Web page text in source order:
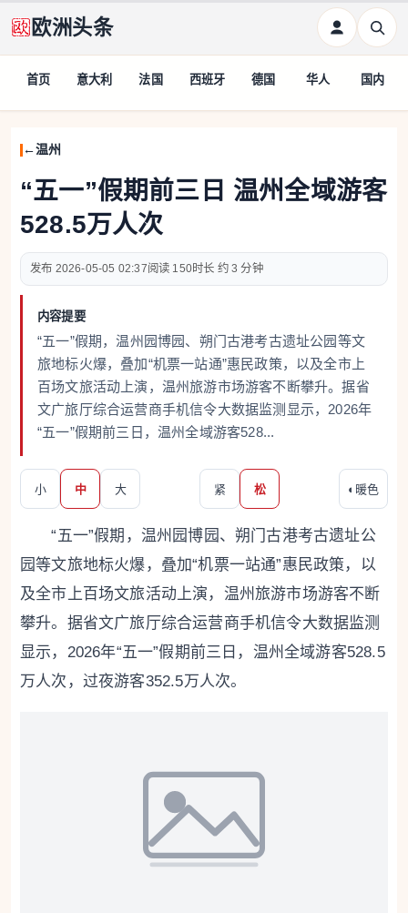
欧洲头条
首页 意大利 法国 西班牙 德国 华人 国内
温州
“五一”假期前三日 温州全域游客
528.5万人次
2026-05-05 02:37 150 约 3 分钟
内容提要
“五一”假期，温州园博园、朔门古港考古遗址公园等文
旅地标火爆，叠加“机票一站通”惠民政策，以及全市上
百场文旅活动上演，温州旅游市场游客不断攀升。据省
文广旅厅综合运营商手机信令大数据监测显示，2026年
“五一”假期前三日，温州全域游客528...
小 中 大 紧 松 ◐ 暖色
“五一”假期，温州园博园、朔门古港考古遗址公
园等文旅地标火爆，叠加“机票一站通”惠民政策，以
及全市上百场文旅活动上演，温州旅游市场游客不断
攀升。据省文广旅厅综合运营商手机信令大数据监测
显示，2026年“五一”假期前三日，温州全域游客528.5
万人次，过夜游客352.5万人次。